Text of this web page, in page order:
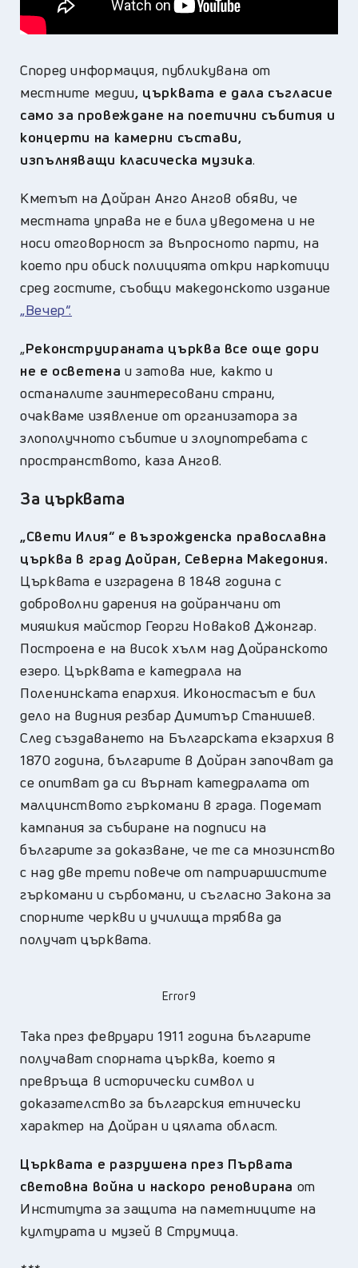
Според информация, публикувана от
местните медии, църквата е дала съгласие
само за провеждане на поетични събития и
концерти на камерни състави,
изпълняващи класическа музика.
Кметът на Дойран Анго Ангов обяви, че
местната управа не е била уведомена и не
носи отговорност за въпросното парти, на
което при обиск полицията откри наркотици
сред гостите, съобщи македонското издание
„Вечер“.
„Реконструираната църква все още дори
не е осветена и затова ние, както и
останалите заинтересовани страни,
очакваме изявление от организатора за
злополучното събитие и злоупотребата с
пространството, каза Ангов.
За църквата
„Свети Илия“ е възрожденска православна
църква в град Дойран, Северна Македония.
Църквата е изградена в 1848 година с
доброволни дарения на дойранчани от
мияшкия майстор Георги Новаков Джонгар.
Построена е на висок хълм над Дойранското
езеро. Църквата е катедрала на
Поленинската епархия. Иконостасът е бил
дело на видния резбар Димитър Станишев.
След създаването на Българската екзархия в
1870 година, българите в Дойран започват да
се опитват да си върнат катедралата от
малцинството гъркомани в града. Подемат
кампания за събиране на подписи на
българите за доказване, че те са мнозинство
с над две трети повече от патриаршистите
гъркомани и сърбомани, и съгласно Закона за
спорните черкви и училища трябва да
получат църквата.
Error9
Така през февруари 1911 година българите
получават спорната църква, което я
превръща в исторически символ и
доказателство за българския етнически
характер на Дойран и цялата област.
Църквата е разрушена през Първата
световна война и наскоро реновирана от
Института за защита на паметниците на
културата и музей в Струмица.